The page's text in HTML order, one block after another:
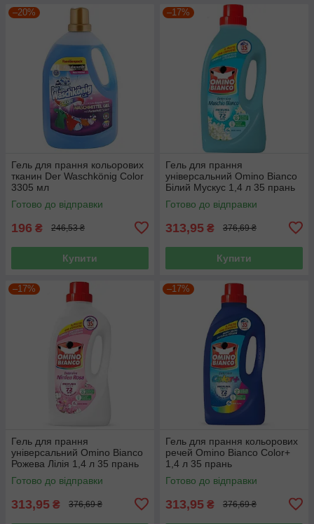
–20%
Гель для прання кольорових
тканин Der Waschkönig Color
3305 мл
Готово до відправки
196 ₴ 246,53 ₴
Купити
–17%
Гель для прання
універсальний Omino Bianco
Білий Мускус 1,4 л 35 прань
Готово до відправки
313,95 ₴ 376,69 ₴
Купити
–17%
Гель для прання
універсальний Omino Bianco
Рожева Лілія 1,4 л 35 прань
Готово до відправки
313,95 ₴ 376,69 ₴
–17%
Гель для прання кольорових
речей Omino Bianco Color+
1,4 л 35 прань
Готово до відправки
313,95 ₴ 376,69 ₴